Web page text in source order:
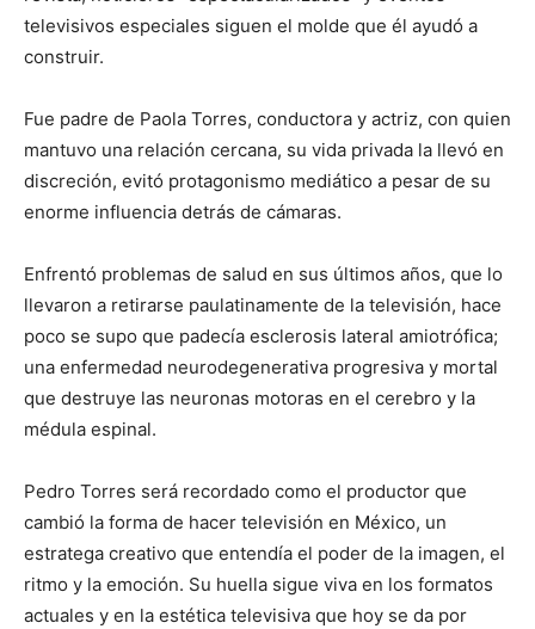
televisivos especiales siguen el molde que él ayudó a
construir.
Fue padre de Paola Torres, conductora y actriz, con quien
mantuvo una relación cercana, su vida privada la llevó en
discreción, evitó protagonismo mediático a pesar de su
enorme influencia detrás de cámaras.
Enfrentó problemas de salud en sus últimos años, que lo
llevaron a retirarse paulatinamente de la televisión, hace
poco se supo que padecía esclerosis lateral amiotrófica;
una enfermedad neurodegenerativa progresiva y mortal
que destruye las neuronas motoras en el cerebro y la
médula espinal.
Pedro Torres será recordado como el productor que
cambió la forma de hacer televisión en México, un
estratega creativo que entendía el poder de la imagen, el
ritmo y la emoción. Su huella sigue viva en los formatos
actuales y en la estética televisiva que hoy se da por